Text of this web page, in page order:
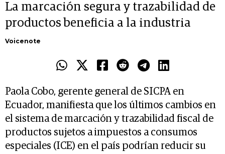
La marcación segura y trazabilidad de
productos beneficia a la industria
Voicenote
Paola Cobo, gerente general de SICPA en
Ecuador, manifiesta que los últimos cambios en
el sistema de marcación y trazabilidad fiscal de
productos sujetos a impuestos a consumos
especiales (ICE) en el país podrían reducir su